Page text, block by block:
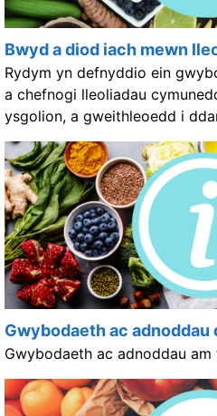
Bwyd a diod iach mewn
Rydym yn defnyddio ein
a chefnogi lleoliadau
ysgolion, a gweithleoedd i
Gwybodaeth ac adnoddau
Gwybodaeth ac adnoddau